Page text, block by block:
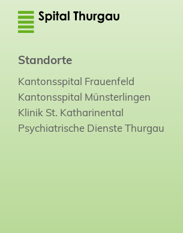
Standorte
Kantonsspital Frauenfeld
Kantonsspital Münsterlingen
Klinik St. Katharinental
Psychiatrische Dienste Thurgau